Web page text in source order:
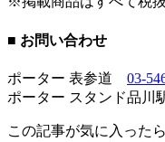
■ お問い合わせ
ポーター 表参道 03-
ポーター スタンド品川
この記事が気に入った